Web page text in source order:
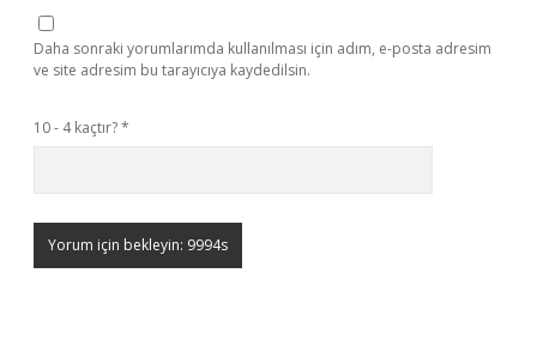
Daha sonraki yorumlarımda kullanılması için adım, e-posta adresim
ve site adresim bu tarayıcıya kaydedilsin.
10 - 4 kaçtır?*